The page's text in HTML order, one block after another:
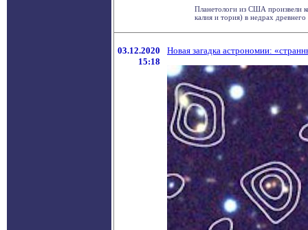
Планетологи из США произвели
калия и тория) в недрах
03.12.2020
15:18
Новая загадка астрономии: